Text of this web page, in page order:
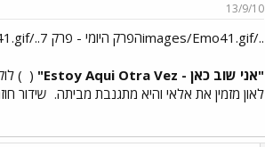
13/9/10
../images/Emo41.gifהפרק היומי - פרק 7../images/Emo41.gif
"אני שוב כאן - Estoy Aqui Otra Vez" (
)
לאון מזמין את אלאי והיא מתגנבת מביתה. שידור חוזר בשעה